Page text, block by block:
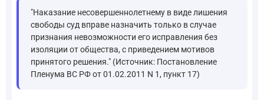
"Наказание несовершеннолетнему в виде лишения
свободы суд вправе назначить только в случае
признания невозможности его исправления без
изоляции от общества, с приведением мотивов
принятого решения." (Источник: Постановление
Пленума ВС РФ от 01.02.2011 N 1, пункт 17)